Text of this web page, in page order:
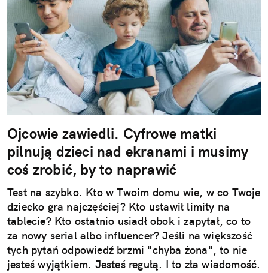
Ojcowie zawiedli. Cyfrowe matki
pilnują dzieci nad ekranami i musimy
coś zrobić, by to naprawić
Test na szybko. Kto w Twoim domu wie, w co Twoje
dziecko gra najczęściej? Kto ustawił limity na
tablecie? Kto ostatnio usiadł obok i zapytał, co to
za nowy serial albo influencer? Jeśli na większość
tych pytań odpowiedź brzmi "chyba żona", to nie
jesteś wyjątkiem. Jesteś regułą. I to zła wiadomość.